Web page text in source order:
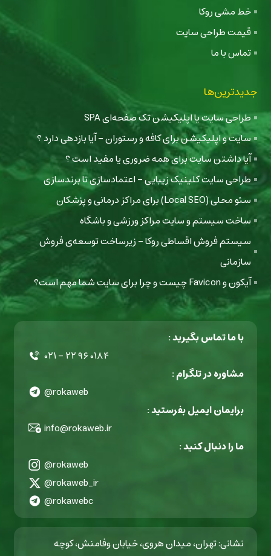
خط مشی روکا
قیمت طراحی سایت
تماس با ما
جدیدترین‌ها
طراحی سایت یا اپلیکیشن تک صفحه‌ای SPA
سایت و اپلیکیشن برای کافه و رستوران - آیا بازدهی دارد ؟
آیا داشتن سایت برای همه ضروری یا مفید است ؟
طراحی سایت کلینیک زیبایی - اعتمادسازی تا برندسازی
سئو محلی (Local SEO) برای مراکز درمانی و پزشکان
ساخت سیستم و سایت مراکز ورزشی و باشگاه
سیستم فروش اقساطی روکا - زیرساخت توسعه‌ی فروش
سازمانی
آیکون و Favicon چیست و چرا برای سایت شما مهم است؟
با ما تماس بگیرید :
۰۲۱ - ۲۲ ۹۶ ۰۱۸۴
مشاوره در تلگرام :
@rokaweb
برایمان ایمیل بفرستید :
info@rokaweb.ir
ما را دنبال کنید :
@rokaweb
@rokaweb_ir
@rokawebc
نشانی: تهران، میدان هروی، خیابان وفامنش، کوچه